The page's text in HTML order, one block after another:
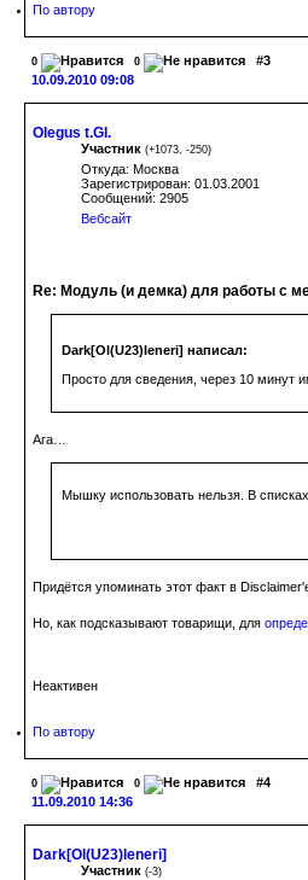
По автору
0 0
#3
10.09.2010 09:08
Olegus t.Gl.
Участник (+1073, -250)
Откуда: Москва
Зарегистрирован: 01.03.2001
Сообщений: 2905
Вебсайт
Re: Модуль (и демка) для работы с
Dark[Ol(U23)leneri] написал:
Просто для сведения, через 10 минут
Ага…
Мышку использовать нельзя. В
Придётся упоминать этот факт в
Но, как подсказывают товарищи, для
Неактивен
По автору
0 0
#4
11.09.2010 14:36
Dark[Ol(U23)leneri]
Участник (-3)